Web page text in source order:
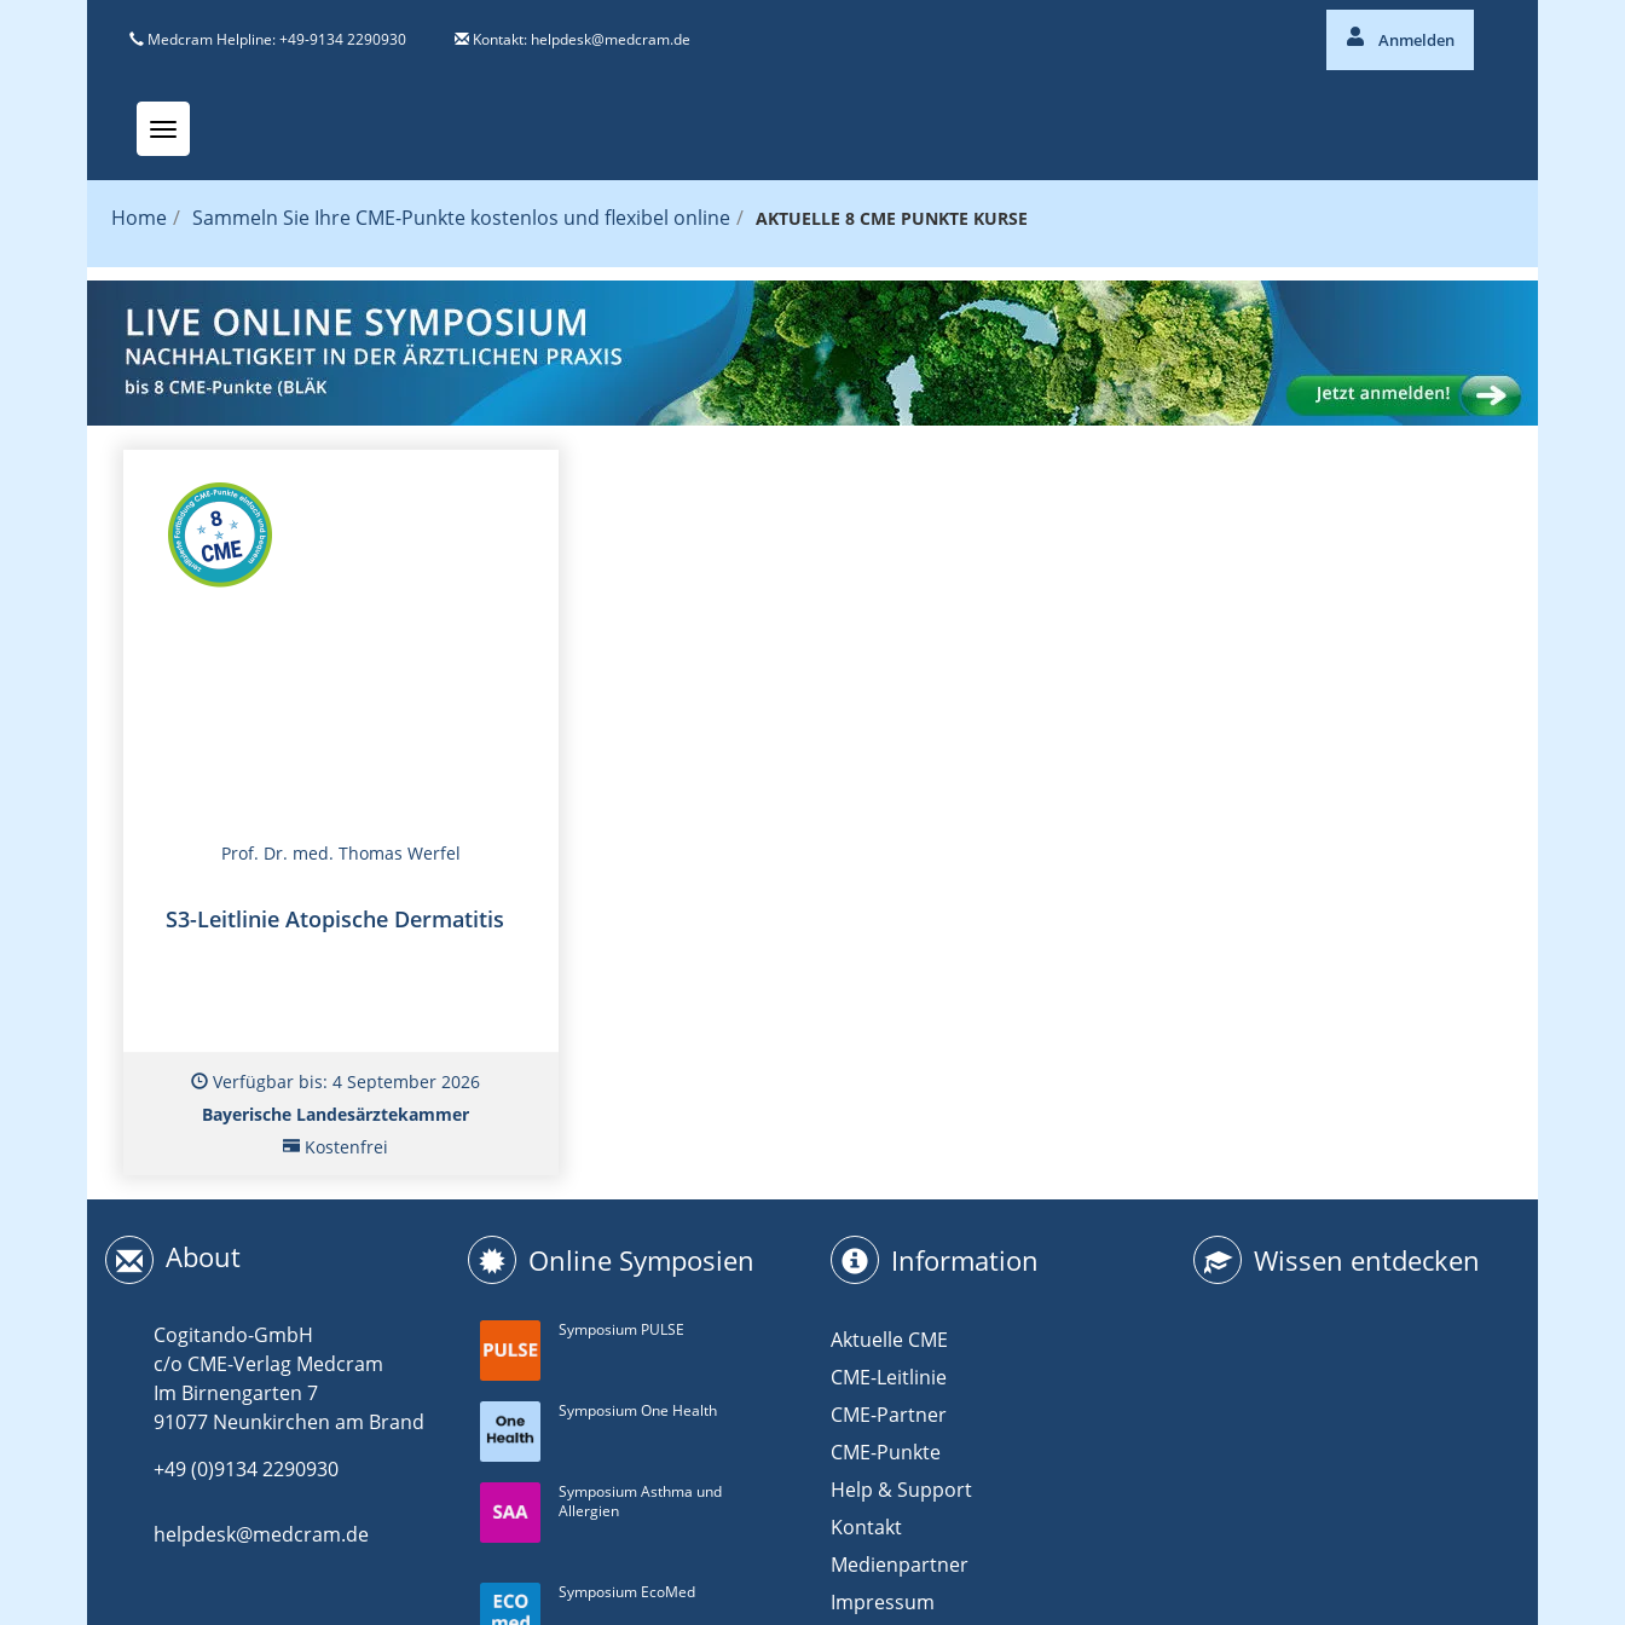
Medcram Helpline: +49-9134 2290930 Kontakt: helpdesk@medcram.de Anmelden
Toggle navigation
Home / Sammeln Sie Ihre CME-Punkte kostenlos und flexibel online / AKTUELLE 8 CME PUNKTE KURSE
Prof. Dr. med. Thomas Werfel
S3-Leitlinie Atopische Dermatitis
Verfügbar bis: 4 September 2026
Bayerische Landesärztekammer
Kostenfrei
About
Cogitando-GmbH
c/o CME-Verlag Medcram
Im Birnengarten 7
91077 Neunkirchen am Brand
+49 (0)9134 2290930
helpdesk@medcram.de
Online Symposien
Symposium PULSE
Symposium One Health
Symposium Asthma und
Allergien
Symposium EcoMed
Information
Aktuelle CME
CME-Leitlinie
CME-Partner
CME-Punkte
Help & Support
Kontakt
Medienpartner
Impressum
Wissen entdecken